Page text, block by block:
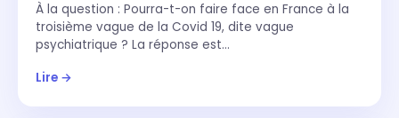
À la question : Pourra-t-on faire face en France à la
troisième vague de la Covid 19, dite vague
psychiatrique ? La réponse est…
Lire →